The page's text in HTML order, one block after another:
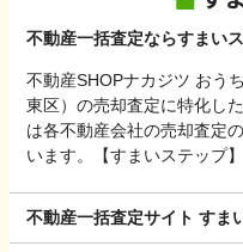
不動産一括査定ならすまい
不動産SHOPナカジツ おう
東区）の売却査定に特化し
は各不動産会社の売却査定
います。【すまいステップ】
不動産一括査定サイト すま